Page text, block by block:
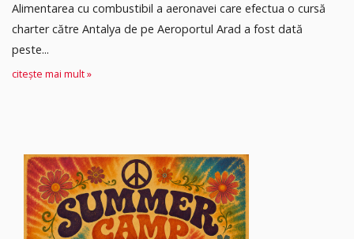
Alimentarea cu combustibil a aeronavei care efectua o cursă
charter către Antalya de pe Aeroportul Arad a fost dată
peste...
citește mai mult »